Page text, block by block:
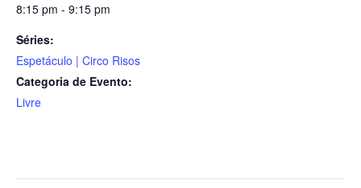
8:15 pm - 9:15 pm
Séries:
Espetáculo | Circo Risos
Categoria de Evento:
Livre